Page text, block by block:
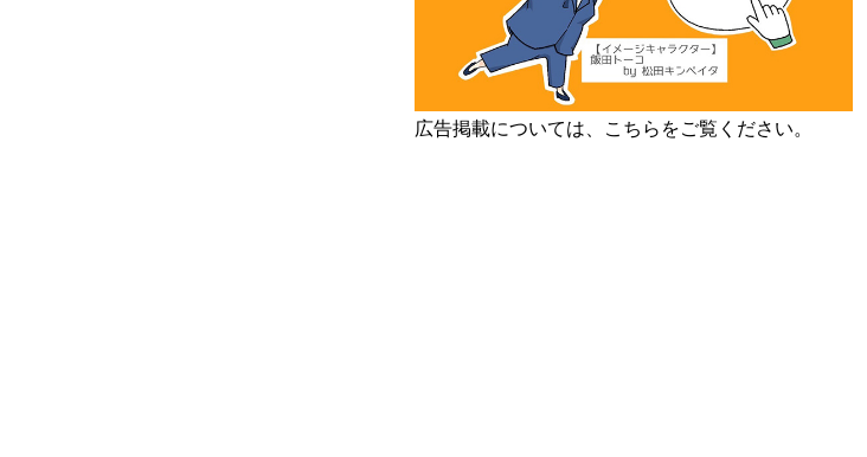
広告掲載については、こちらをご覧ください。